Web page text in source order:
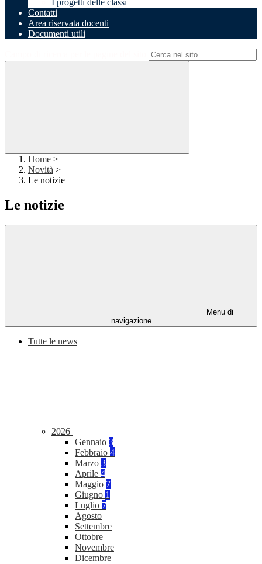
I progetti delle classi
Contatti
Area riservata docenti
Documenti utili
Home >
Novità >
Le notizie
Le notizie
Menu di
navigazione
Tutte le news
2026
Gennaio 3
Febbraio 4
Marzo 3
Aprile 4
Maggio 7
Giugno 1
Luglio 7
Agosto
Settembre
Ottobre
Novembre
Dicembre